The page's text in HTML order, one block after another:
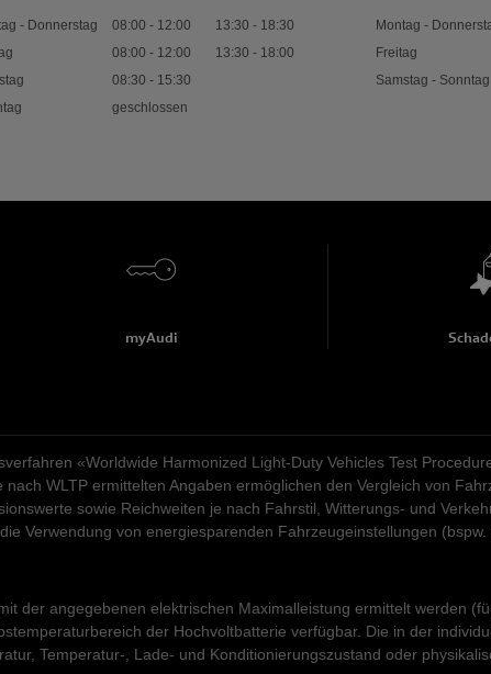
- Donnerstag 08:00 - 12:00 13:30 - 18:30
08:00 - 12:00 13:30 - 18:00
08:30 - 15:30
geschlossen
Montag -
Freitag
Samstag - Sonntag
myAudi
«Worldwide Harmonized Light-Duty Vehicles Test
WLTP ermittelten Angaben ermöglichen den Vergleich von
sowie Reichweiten je nach Fahrstil, Witterungs- und
Verwendung von energiesparenden Fahrzeugeinstellungen
der angegebenen elektrischen Maximalleistung ermittelt werden
der Hochvoltbatterie verfügbar. Die in der
Temperatur-, Lade- und Konditionierungszustand oder